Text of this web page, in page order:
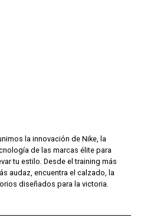
la innovación de Nike, la
de las marcas élite para
tu estilo. Desde el training más
audaz, encuentra el calzado, la
diseñados para la victoria.